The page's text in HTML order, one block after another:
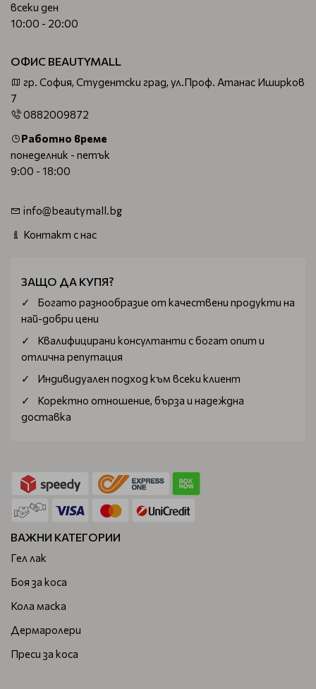
всеки ден
10:00 - 20:00
ОФИС BEAUTYMALL
гр. София, Студентски град, ул.Проф. Атанас Иширков
7
0882009872
Работно време
понеделник - петък
9:00 - 18:00
info@beautymall.bg
Контакт с нас
ЗАЩО ДА КУПЯ?
Богатo разнообразие от качествени продукти на
най-добри цени
Квалифицирани консултанти с богат опит и
отлична репутация
Индивидуален подход към всеки клиент
Коректно отношение, бърза и надеждна
доставка
ВАЖНИ КАТЕГОРИИ
Гел лак
Боя за коса
Кола маска
Дермаролери
Преси за коса